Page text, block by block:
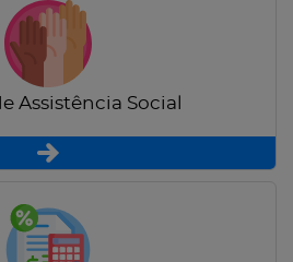
Assistência Social